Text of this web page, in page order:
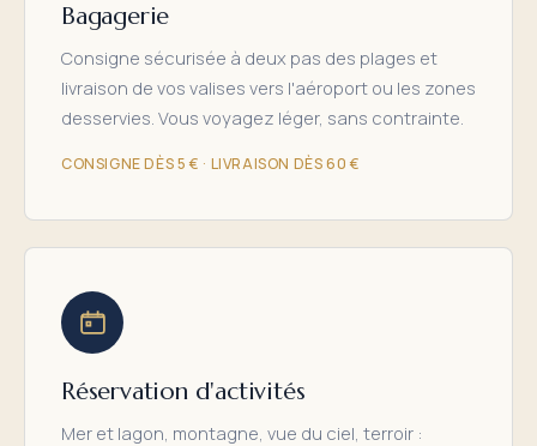
Bagagerie
Consigne sécurisée à deux pas des plages et
livraison de vos valises vers l'aéroport ou les zones
desservies. Vous voyagez léger, sans contrainte.
CONSIGNE DÈS 5 € · LIVRAISON DÈS 60 €
Réservation d'activités
Mer et lagon, montagne, vue du ciel, terroir :